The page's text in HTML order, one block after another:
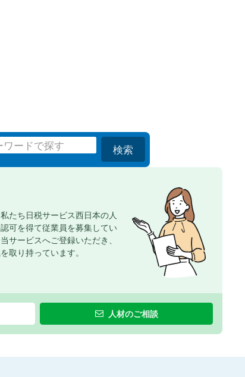
検索
たち日税サービス西日本の人
可を得て従業員を募集してい
サービスへご登録いただき、
取り持っています。
人材のご相談